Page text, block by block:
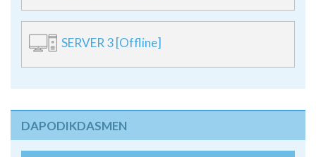
SERVER 3 [Offline]
DAPODIKDASMEN